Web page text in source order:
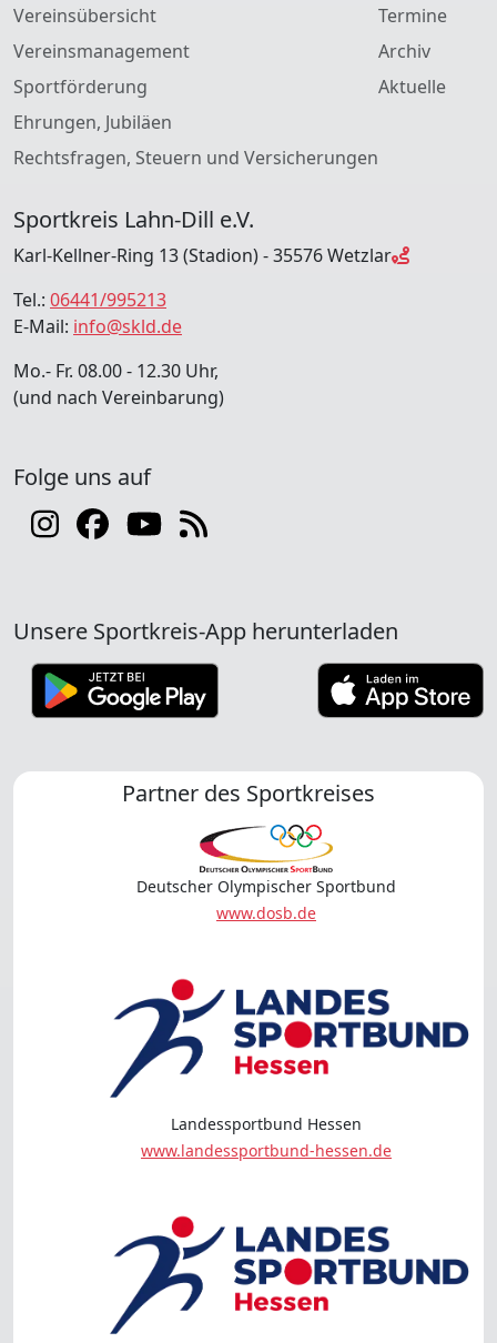
Vereinsübersicht
Vereinsmanagement
Sportförderung
Ehrungen, Jubiläen
Rechtsfragen, Steuern und Versicherungen
Termine
Archiv
Aktuelle
Sportkreis Lahn-Dill e.V.
Karl-Kellner-Ring 13 (Stadion) - 35576 Wetzlar
Tel.: 06441/995213
E-Mail: info@skld.de
Mo.- Fr. 08.00 - 12.30 Uhr,
(und nach Vereinbarung)
Folge uns auf
Unsere Sportkreis-App herunterladen
Partner des Sportkreises
Deutscher Olympischer Sportbund
www.dosb.de
Landessportbund Hessen
www.landessportbund-hessen.de